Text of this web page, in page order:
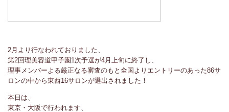
2月より行なわれておりました、
第2回理美容道甲子園1次予選が4月上旬に終了し、
理事メンバーよる厳正なる審査のもと全国よりエントリーのあった86サ
ロンの中から東西16サロンが選出されました！
本日は、
東京・大阪で行われます、